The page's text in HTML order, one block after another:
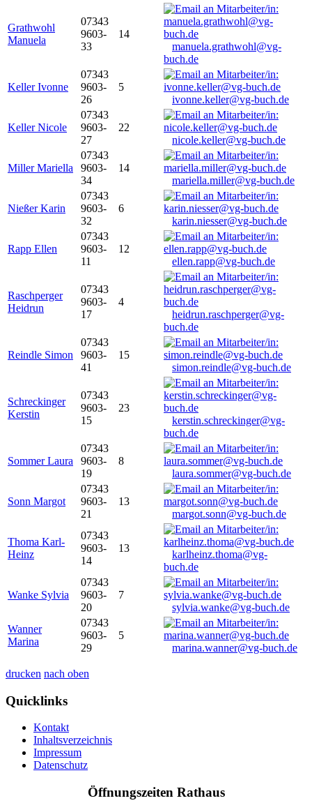
Grathwohl
Manuela
07343
9603-
33
14
manuela.grathwohl@vg-
buch.de
Keller Ivonne
07343
9603-
26
5
ivonne.keller@vg-buch.de
Keller Nicole
07343
9603-
27
22
nicole.keller@vg-buch.de
Miller Mariella
07343
9603-
34
14
mariella.miller@vg-buch.de
Nießer Karin
07343
9603-
32
6
karin.niesser@vg-buch.de
Rapp Ellen
07343
9603-
11
12
ellen.rapp@vg-buch.de
Raschperger
Heidrun
07343
9603-
17
4
heidrun.raschperger@vg-
buch.de
Reindle Simon
07343
9603-
41
15
simon.reindle@vg-buch.de
Schreckinger
Kerstin
07343
9603-
15
23
kerstin.schreckinger@vg-
buch.de
Sommer Laura
07343
9603-
19
8
laura.sommer@vg-buch.de
Sonn Margot
07343
9603-
21
13
margot.sonn@vg-buch.de
Thoma Karl-
Heinz
07343
9603-
14
13
karlheinz.thoma@vg-
buch.de
Wanke Sylvia
07343
9603-
20
7
sylvia.wanke@vg-buch.de
Wanner
Marina
07343
9603-
29
5
marina.wanner@vg-buch.de
drucken nach oben
Quicklinks
Kontakt
Inhaltsverzeichnis
Impressum
Datenschutz
Öffnungszeiten Rathaus